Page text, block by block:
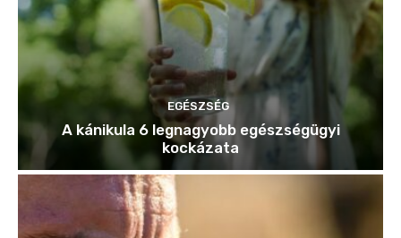
EGÉSZSÉG
A kánikula 6 legnagyobb egészségügyi
kockázata